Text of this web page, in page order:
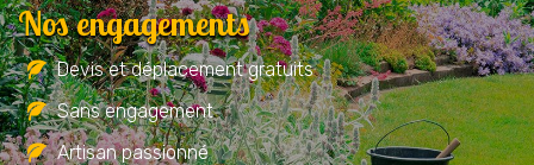
Nos engagements
Devis et déplacement gratuits
Sans engagement
Artisan passionné